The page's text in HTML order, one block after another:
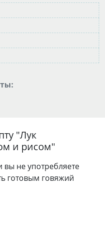
"Лук
и рисом"
вы не употребляете
готовым говяжий